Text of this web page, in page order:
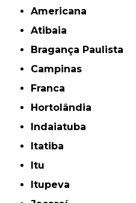
Americana
Atibaia
Bragança Paulista
Campinas
Franca
Hortolândia
Indaiatuba
Itatiba
Itu
Itupeva